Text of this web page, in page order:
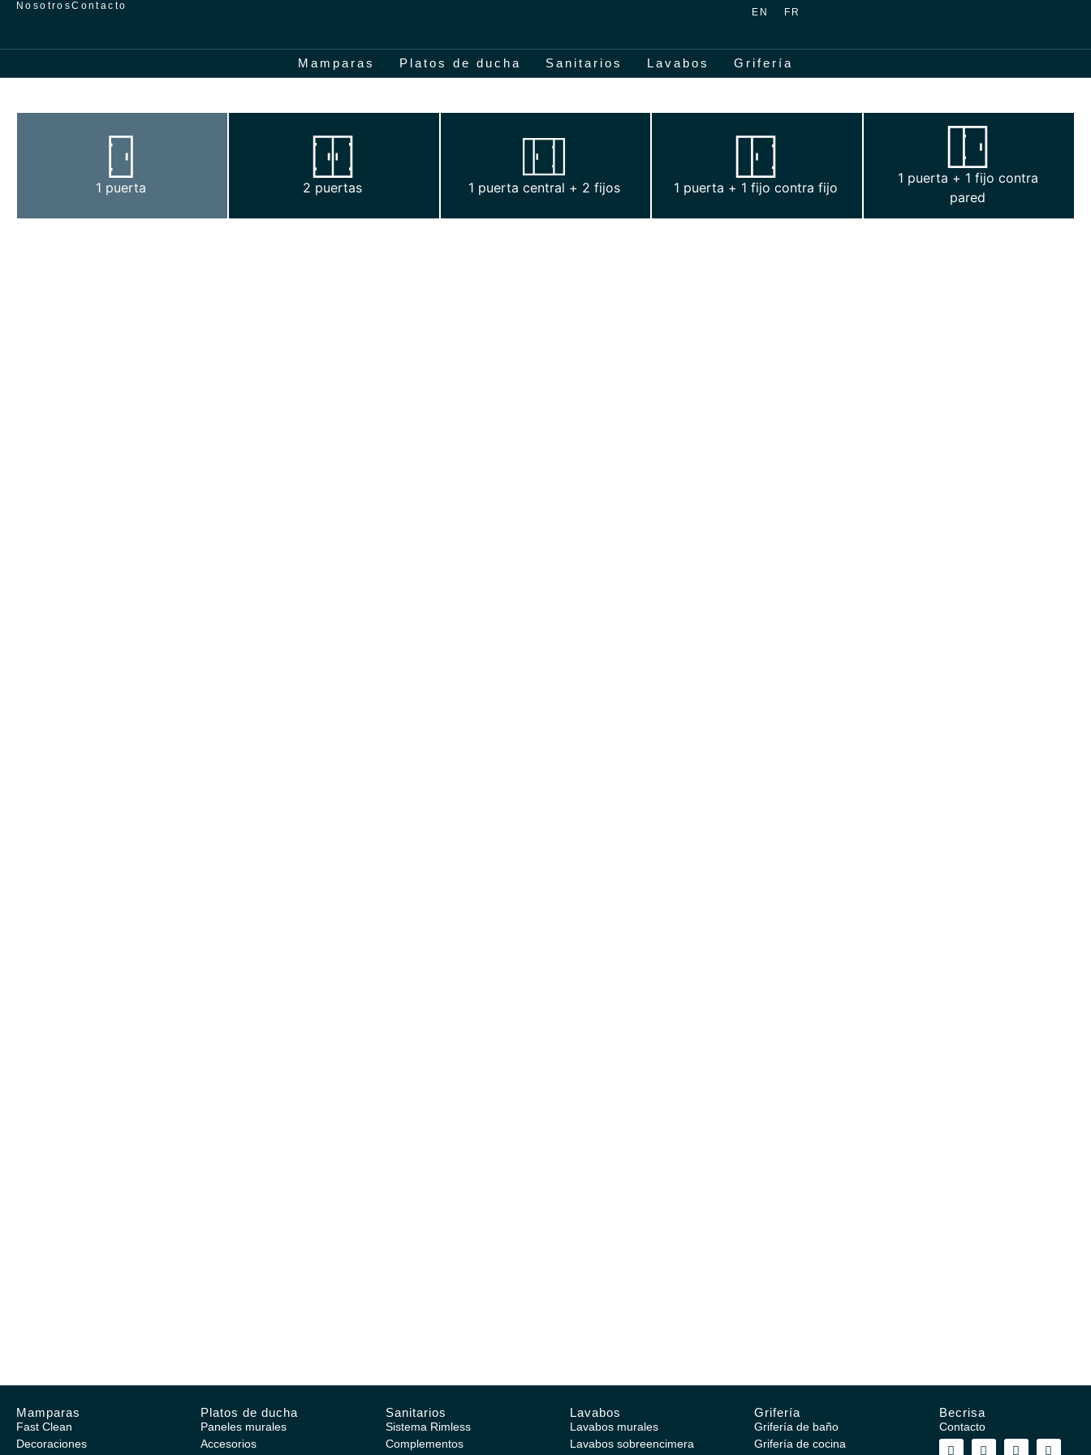
NosotrosContacto
EN FR
Mamparas Platos de ducha Sanitarios Lavabos Grifería
1 puerta 2 puertas 1 puerta central + 2 fijos 1 puerta + 1 fijo contra fijo
1 puerta + 1 fijo contra
pared
Mamparas
Fast Clean
Decoraciones
Platos de ducha
Paneles murales
Accesorios
Sanitarios
Sistema Rimless
Complementos
Lavabos
Lavabos murales
Lavabos sobreencimera
Grifería
Grifería de baño
Grifería de cocina
Becrisa
Contacto